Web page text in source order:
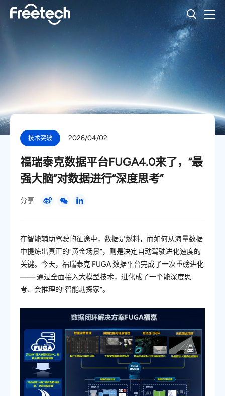
技术突破 2026/04/02
福瑞泰克数据平台FUGA4.0来了，“最
强大脑”对数据进行“深度思考”
分享
在智能辅助驾驶的征途中，数据是燃料，而如何从海量数据
中提炼出真正的“黄金场景”，则是决定自动驾驶进化速度的
关键。今天，福瑞泰克 FUGA 数据平台完成了一次重磅进化
——通过全面接入大模型技术，进化成了一个能深度思
考、会推理的“智能勘探家”。